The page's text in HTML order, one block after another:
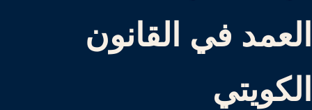
العمد في القانون
الكويتي